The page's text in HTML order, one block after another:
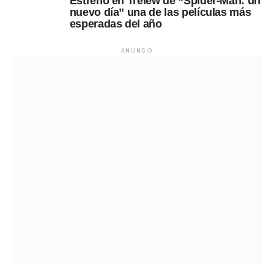
nuevo día” una de las películas más
esperadas del año
ANUNCIO